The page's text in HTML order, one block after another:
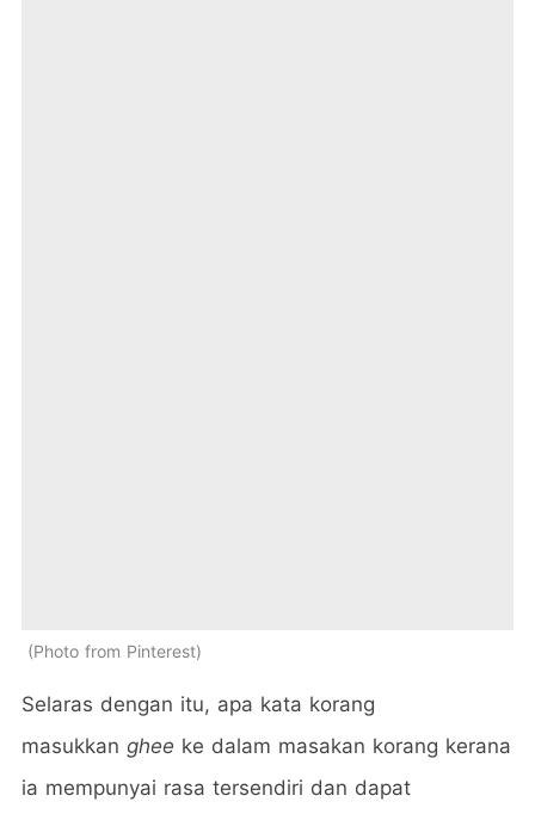
Photo from Pinterest
Selaras dengan itu, apa kata korang
masukkan ghee ke dalam masakan korang kerana
ia mempunyai rasa tersendiri dan dapat